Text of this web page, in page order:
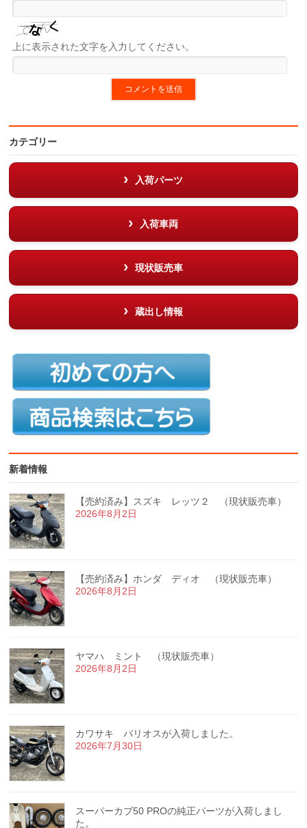
上に表示された文字を入力してください。
カテゴリー
入荷パーツ
入荷車両
現状販売車
蔵出し情報
新着情報
【売約済み】スズキ レッツ２ （現状販売車）
2026年8月2日
【売約済み】ホンダ ディオ （現状販売車）
2026年8月2日
ヤマハ ミント （現状販売車）
2026年8月2日
カワサキ バリオスが入荷しました。
2026年7月30日
スーパーカブ50 PROの純正パーツが入荷しまし
た。